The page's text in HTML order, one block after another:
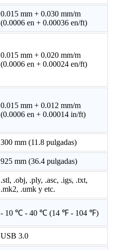
0.015 mm + 0.030 mm/m
(0.0006 en + 0.00036 en/ft)
0.015 mm + 0.020 mm/m
(0.0006 en + 0.00024 en/ft)
0.015 mm + 0.012 mm/m
(0.0006 en + 0.00014 in/ft)
300 mm (11.8 pulgadas)
925 mm (36.4 pulgadas)
.stl, .obj, .ply, .asc, .igs, .txt,
.mk2, .umk y etc.
- 10 ℃ - 40 ℃ (14 ℉ - 104 ℉)
USB 3.0